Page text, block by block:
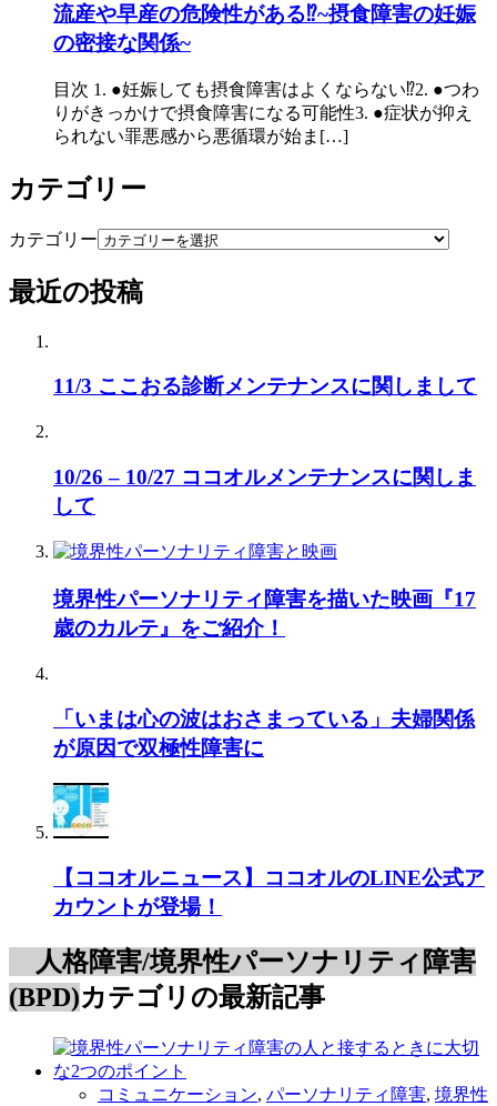
流産や早産の危険性がある⁉︎~摂食障害の妊娠
の密接な関係~
目次 1. ●妊娠しても摂食障害はよくならない⁉︎2. ●つわ
りがきっかけで摂食障害になる可能性3. ●症状が抑え
られない罪悪感から悪循環が始ま[…]
カテゴリー
カテゴリー
最近の投稿
11/3 ここおる診断メンテナンスに関しまして
10/26 – 10/27 ココオルメンテナンスに関しま
して
境界性パーソナリティ障害を描いた映画『17
歳のカルテ』をご紹介！
「いまは心の波はおさまっている」夫婦関係
が原因で双極性障害に
【ココオルニュース】ココオルのLINE公式ア
カウントが登場！
人格障害/境界性パーソナリティ障害
(BPD)カテゴリの最新記事
コミュニケーション, パーソナリティ障害, 境界性